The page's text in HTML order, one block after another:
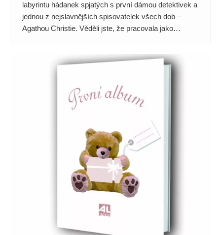
labyrintu hádanek spjatých s první dámou detektivek a
jednou z nejslavnějších spisovatelek všech dob –
Agathou Christie. Věděli jste, že pracovala jako…